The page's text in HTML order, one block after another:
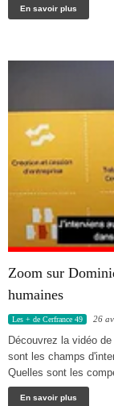
En savoir plus
Zoom sur
humaines
Les + de Cerfrance 49 26
Découvrez la vidéo
sont les champs
Quelles sont les
En savoir plus